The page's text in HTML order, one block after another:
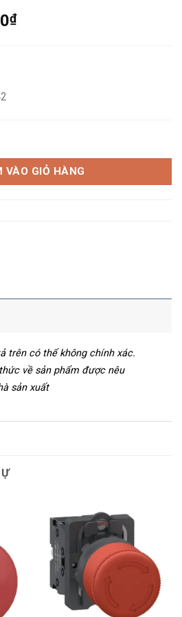
₫Giá
XA2AS542 Ø22, xoay nhả, 1NC,
VÀO GIỎ HÀNG
trên có thể không chính xác.
về sản phẩm được nêu
sản xuất